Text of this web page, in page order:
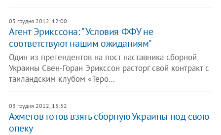
05 грудня 2012, 12:00
Агент Эрикссона: "Условия ФФУ не
соответствуют нашим ожиданиям"
Один из претендентов на пост наставника сборной
Украины Свен-Горан Эрикссон расторг свой контракт с
таиландским клубом «Теро…
03 грудня 2012, 15:52
Ахметов готов взять сборную Украины под свою
опеку